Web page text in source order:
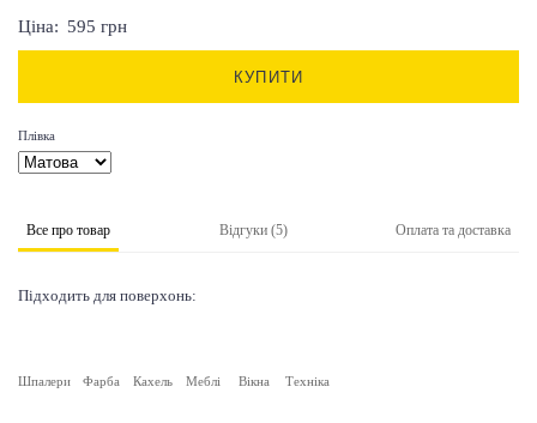
Ціна: 595 грн
КУПИТИ
Плівка
Все про товар Відгуки (5) Оплата та доставка
Підходить для поверхонь:
Шпалери Фарба Кахель Меблі Вікна Техніка